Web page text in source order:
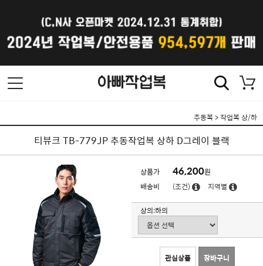
추동복>작업복 상/하
티뷰크 TB-779JP 추동작업복 상하 D그레이 블랙
상품가 46,200원
배송비
(조건) 지역별
상의:하의
관심상품 장바구니